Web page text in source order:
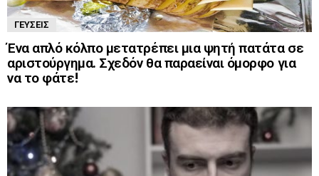
ΓΕΎΣΕΙΣ
Ένα απλό κόλπο μετατρέπει μια ψητή πατάτα σε
αριστούργημα. Σχεδόν θα παραείναι όμορφο για
να το φάτε!